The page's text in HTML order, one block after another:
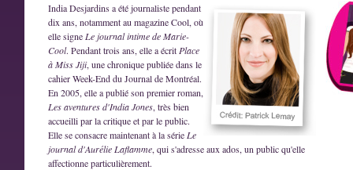
India Desjardins a été journaliste pendant
dix ans, notamment au magazine Cool, où
elle signe Le journal intime de Marie-
Cool. Pendant trois ans, elle a écrit Place
à Miss Jiji, une chronique publiée dans le
cahier Week-End du Journal de Montréal.
En 2005, elle a publié son premier roman,
Les aventures d'India Jones, très bien
accueilli par la critique et par le public.
Elle se consacre maintenant à la série Le
journal d'Aurélie Laflamme, qui s'adresse aux ados, un public qu'elle
affectionne particulièrement.